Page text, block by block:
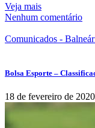
Veja mais
Nenhum comentário
Comunicados -
Bolsa Esporte –
18 de fevereiro de 2020